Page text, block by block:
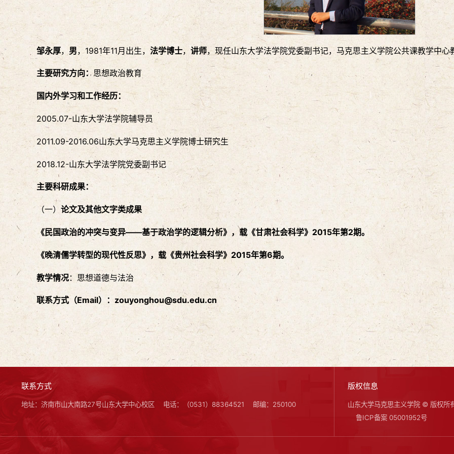
邹永厚， 男，1981年11月出生，法学博士，讲师，现任山东大学法学院党委副书记，马克思主义学院公共课教学中心
主要研究方向： 思想政治教育
国内外学习和工作经历：
2005.07-山东大学法学院辅导员
2011.09-2016.06山东大学马克思主义学院博士研究生
2018.12-山东大学法学院党委副书记
主要科研成果：
（一）论文及其他文字类成果
《民国政治的冲突与变异——基于政治学的逻辑分析》，载《甘肃社会科学》2015年第2期。
《晚清儒学转型的现代性反思》，载《贵州社会科学》2015年第6期。
教学情况：思想道德与法治
联系方式 （Email） ：zouyonghou@sdu.edu.cn
联系方式
地址：济南市山大南路27号山东大学中心校区 电话：（0531）88364521 邮编：250100
版权信息
山东大学马克思主义学院 © 版权所
鲁ICP备案 05001952号